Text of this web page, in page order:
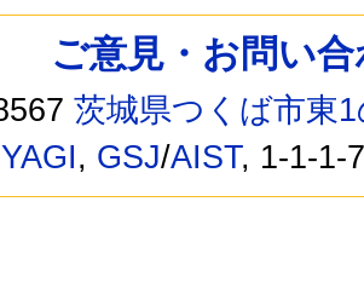
ご意見・お問い
茨城県つくば市東
, GSJ/AIST, 1-1-1-